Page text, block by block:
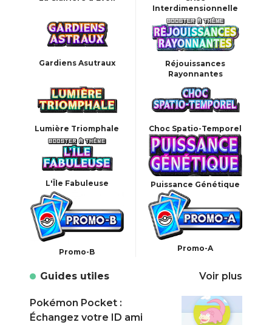
Interdimensionnelle
Gardiens Asutraux
Réjouissances
Rayonnantes
Lumière Triomphale Choc Spatio-Temporel
L'Ïle Fabuleuse Puissance Génétique
Promo-B Promo-A
Guides utiles Voir plus
Pokémon Pocket :
Échangez votre ID ami